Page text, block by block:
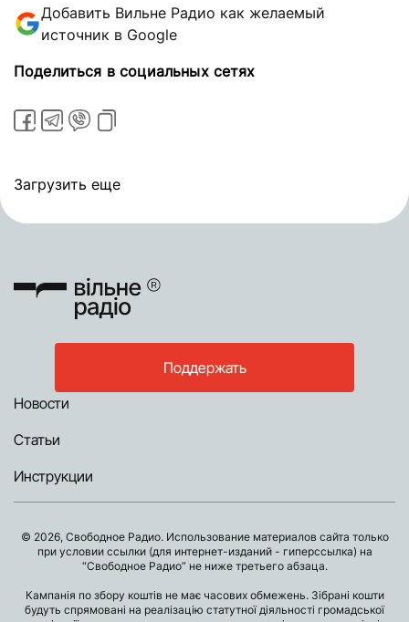
Добавить Вильне Радио как желаемый
источник в Google
Поделиться в социальных сетях
Загрузить еще
Поддержать
Новости
Статьи
Инструкции
© 2026, Свободное Радио. Использование материалов сайта только
при условии ссылки (для интернет-изданий - гиперссылка) на
“Свободное Радио” не ниже третьего абзаца.
Кампанія по збору коштів не має часових обмежень. Зібрані кошти
будуть спрямовані на реалізацію статутної діяльності громадської